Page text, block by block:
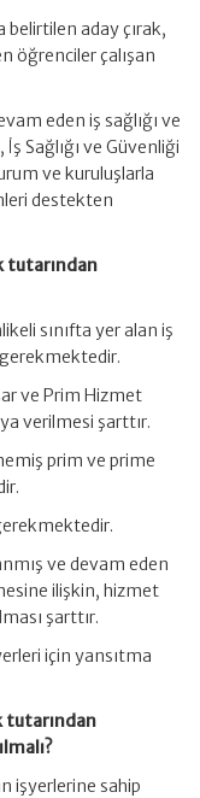
belirtilen aday çırak,
öğrenciler çalışan
eden iş sağlığı ve
Sağlığı ve Güvenliği
ve kuruluşlarla
destekten
tutarından
sınıfta yer alan iş
ve Prim Hizmet
verilmesi şarttır.
prim ve prime
ve devam eden
ilişkin, hizmet
şarttır.
için yansıtma
tutarından
işyerlerine sahip